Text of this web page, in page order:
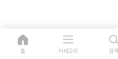
홈 카테고리 검색